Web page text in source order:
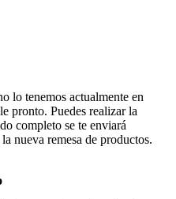
lo tenemos actualmente en
pronto. Puedes realizar la
completo se te enviará
nueva remesa de productos.